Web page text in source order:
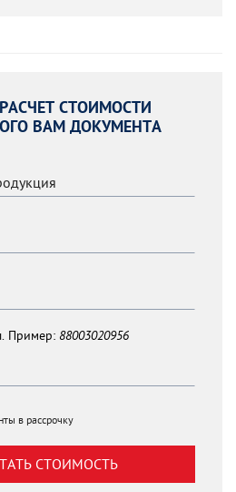
СТОИМОСТИ
ВАМ ДОКУМЕНТА
Пример: 88003020956
в рассрочку
СТОИМОСТЬ